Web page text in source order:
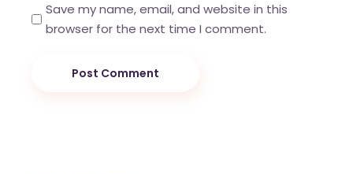
Save my name, email, and website in this
browser for the next time I comment.
Post Comment